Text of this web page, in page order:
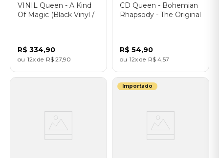
VINIL Queen - A Kind
Of Magic (Black Vinyl /
R$ 334,90
12 R$ 27 90
CD Queen - Bohemian
Rhapsody - The Original
R$ 54,90
12 R$ 4 57
Importado